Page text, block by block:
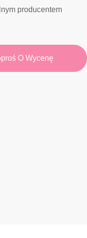
producentem
O Wycenę